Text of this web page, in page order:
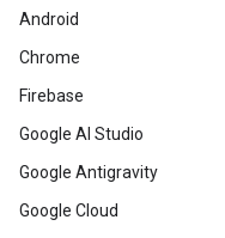
Android
Chrome
Firebase
Google AI Studio
Google Antigravity
Google Cloud